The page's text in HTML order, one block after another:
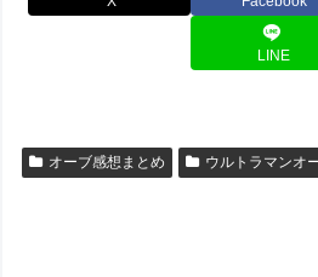
LINE
オーブ感想まとめ ウルトラマンオ